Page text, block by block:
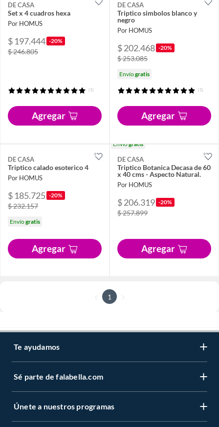
DE CASA
Set x 4 cuadros hexa
Por HOMUS
$ 197.444 -20%
$ 246.805
(1)
Agregar
DE CASA
Triptico simbolos blanco y
negro
Por HOMUS
$ 202.468 -20%
$ 253.085
Envíogratis
(1)
Agregar
DE CASA
Triptico calado esoterico 4
Por HOMUS
$ 185.725 -20%
$ 232.157
Envíogratis
Agregar
Envíogratis
DE CASA
Triptico Botanica Decasa de 60
x 40 cms - Aspecto Natural.
Por HOMUS
$ 206.319 -20%
$ 257.899
Agregar
1
Te ayudamos
Sé parte de falabella.com
Únete a nuestros programas